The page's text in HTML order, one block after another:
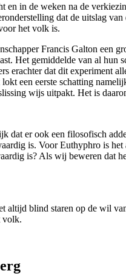
en in de weken na de
dat de uitslag
het volk is.
Francis Galton een
Het gemiddelde van al
erachter dat dit experiment
een eerste schatting
wijs uitpakt. Het is
dat er ook een filosofisch
is. Voor Euthyphro is
is? Als wij beweren dat
altijd blind staren op de wil
volk.